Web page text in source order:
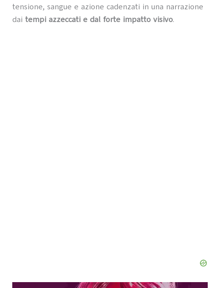
tensione, sangue e azione cadenzati in una narrazione
dai tempi azzeccati e dal forte impatto visivo.